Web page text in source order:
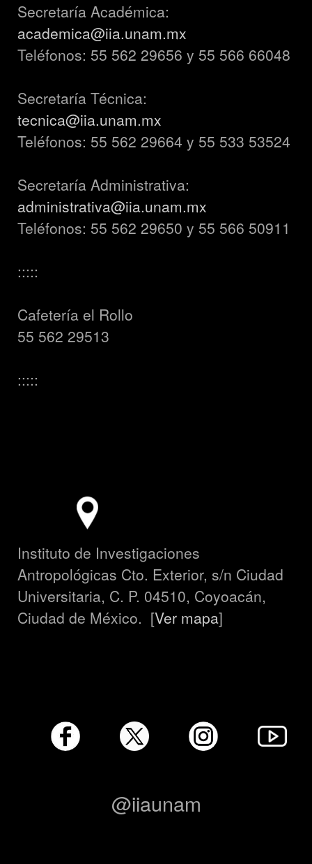
Secretaría Académica:
academica@iia.unam.mx
Teléfonos: 55 562 29656 y 55 566 66048
Secretaría Técnica:
tecnica@iia.unam.mx
Teléfonos: 55 562 29664 y 55 533 53524
Secretaría Administrativa:
administrativa@iia.unam.mx
Teléfonos: 55 562 29650 y 55 566 50911
:::::
Cafetería el Rollo
55 562 29513
:::::
Instituto de Investigaciones
Antropológicas Cto. Exterior, s/n Ciudad
Universitaria, C. P. 04510, Coyoacán,
Ciudad de México. [Ver mapa]
@iiaunam